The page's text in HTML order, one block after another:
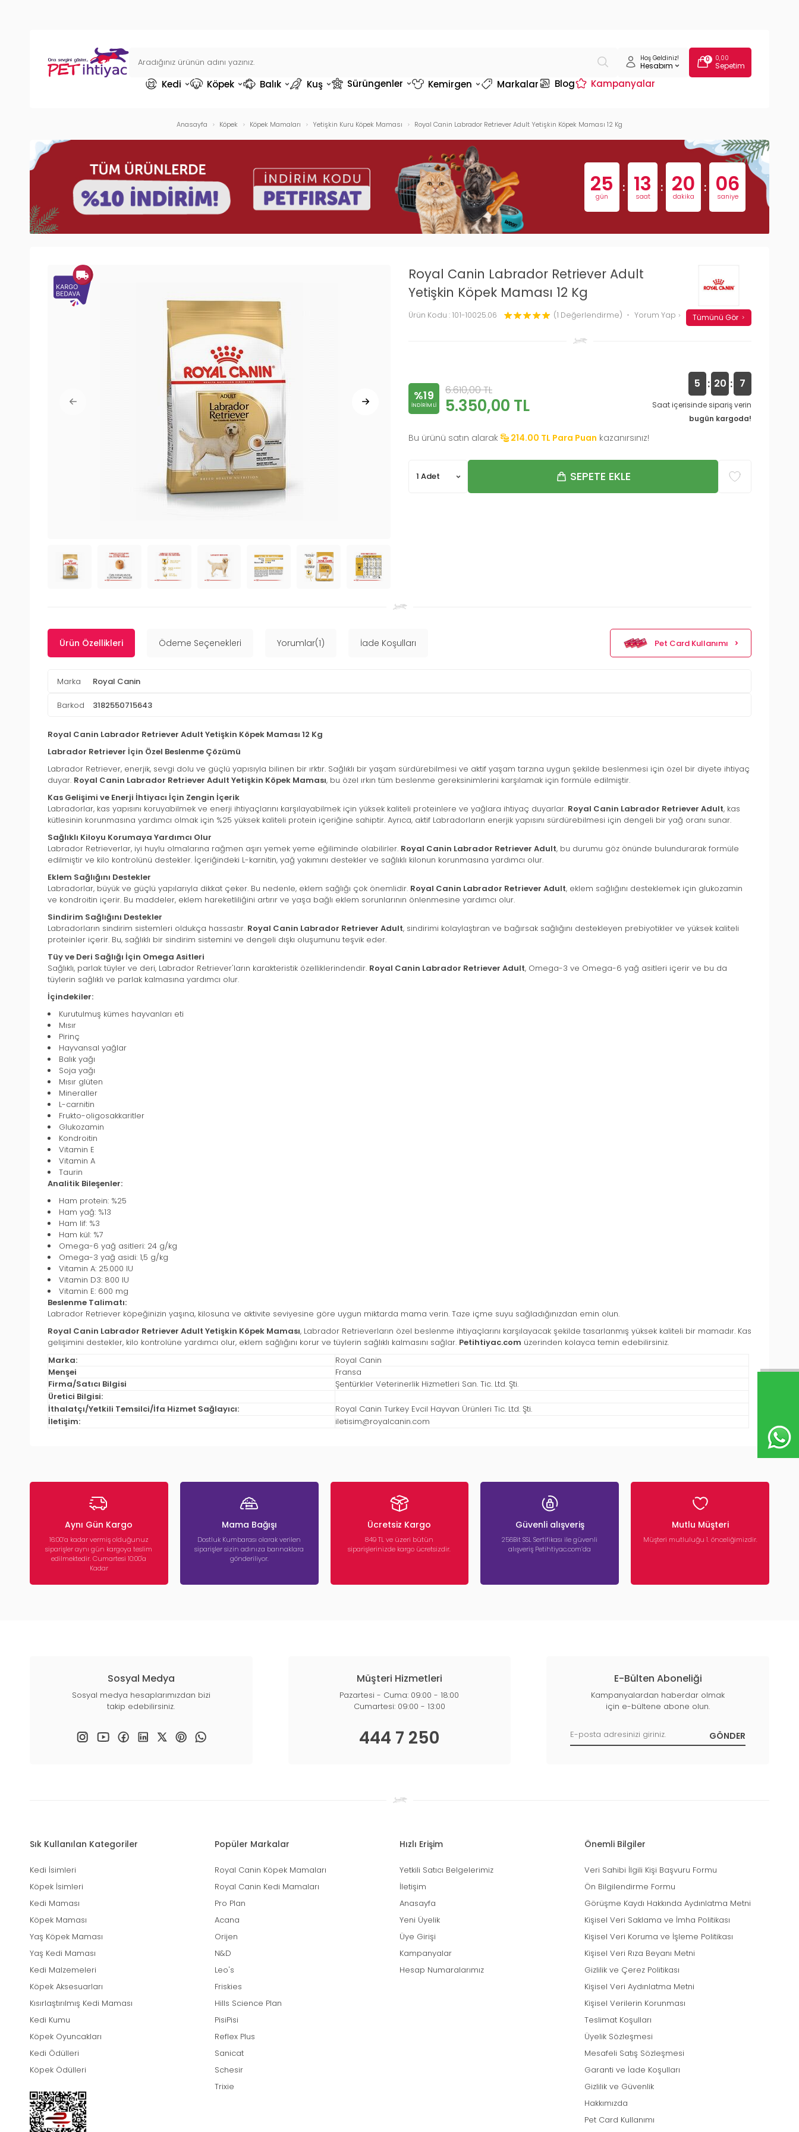
Hoş Geldiniz!
Hesabım
0 0,00
Sepetim
Kedi Köpek Balık Kuş Sürüngenler Kemirgen Markalar Blog Kampanyalar
Anasayfa Köpek Köpek Mamaları Yetişkin Kuru Köpek Maması Royal Canin Labrador Retriever Adult Yetişkin Köpek Maması 12 Kg
25
gün
: 13
saat
: 20
dakika
: 05
saniye
Royal Canin Labrador Retriever Adult
Yetişkin Köpek Maması 12 Kg
Ürün Kodu : 101-10025.06 (1 Değerlendirme) Yorum Yap Tümünü Gör
%19
INDIRIMLI
6.610,00TL
5.350,00 TL
5 : 20 : 6
Saat içerisinde sipariş verin
bugün kargoda!
Bu ürünü satın alarak 214.00 TL Para Puan kazanırsınız!
SEPETE EKLE
Ürün Özellikleri Ödeme Seçenekleri Yorumlar(1) İade Koşulları Pet Card Kullanımı
Marka Royal Canin
Barkod 3182550715643
Royal Canin Labrador Retriever Adult Yetişkin Köpek Maması 12 Kg
Labrador Retriever İçin Özel Beslenme Çözümü
Labrador Retriever, enerjik, sevgi dolu ve güçlü yapısıyla bilinen bir ırktır. Sağlıklı bir yaşam sürdürebilmesi ve aktif yaşam tarzına uygun şekilde beslenmesi için özel bir diyete ihtiyaç
duyar. Royal Canin Labrador Retriever Adult Yetişkin Köpek Maması, bu özel ırkın tüm beslenme gereksinimlerini karşılamak için formüle edilmiştir.
Kas Gelişimi ve Enerji İhtiyacı İçin Zengin İçerik
Labradorlar, kas yapısını koruyabilmek ve enerji ihtiyaçlarını karşılayabilmek için yüksek kaliteli proteinlere ve yağlara ihtiyaç duyarlar. Royal Canin Labrador Retriever Adult, kas
kütlesinin korunmasına yardımcı olmak için %25 yüksek kaliteli protein içeriğine sahiptir. Ayrıca, aktif Labradorların enerjik yapısını sürdürebilmesi için dengeli bir yağ oranı sunar.
Sağlıklı Kiloyu Korumaya Yardımcı Olur
Labrador Retrieverlar, iyi huylu olmalarına rağmen aşırı yemek yeme eğiliminde olabilirler. Royal Canin Labrador Retriever Adult, bu durumu göz önünde bulundurarak formüle
edilmiştir ve kilo kontrolünü destekler. İçeriğindeki L-karnitin, yağ yakımını destekler ve sağlıklı kilonun korunmasına yardımcı olur.
Eklem Sağlığını Destekler
Labradorlar, büyük ve güçlü yapılarıyla dikkat çeker. Bu nedenle, eklem sağlığı çok önemlidir. Royal Canin Labrador Retriever Adult, eklem sağlığını desteklemek için glukozamin
ve kondroitin içerir. Bu maddeler, eklem hareketliliğini artırır ve yaşa bağlı eklem sorunlarının önlenmesine yardımcı olur.
Sindirim Sağlığını Destekler
Labradorların sindirim sistemleri oldukça hassastır. Royal Canin Labrador Retriever Adult, sindirimi kolaylaştıran ve bağırsak sağlığını destekleyen prebiyotikler ve yüksek kaliteli
proteinler içerir. Bu, sağlıklı bir sindirim sistemini ve dengeli dışkı oluşumunu teşvik eder.
Tüy ve Deri Sağlığı İçin Omega Asitleri
Sağlıklı, parlak tüyler ve deri, Labrador Retriever'ların karakteristik özelliklerindendir. Royal Canin Labrador Retriever Adult, Omega-3 ve Omega-6 yağ asitleri içerir ve bu da
tüylerin sağlıklı ve parlak kalmasına yardımcı olur.
İçindekiler:
Kurutulmuş kümes hayvanları eti
Mısır
Pirinç
Hayvansal yağlar
Balık yağı
Soja yağı
Mısır glüten
Mineraller
L-carnitin
Frukto-oligosakkaritler
Glukozamin
Kondroitin
Vitamin E
Vitamin A
Taurin
Analitik Bileşenler:
Ham protein: %25
Ham yağ: %13
Ham lif: %3
Ham kül: %7
Omega-6 yağ asitleri: 24 g/kg
Omega-3 yağ asidi: 1,5 g/kg
Vitamin A: 25.000 IU
Vitamin D3: 800 IU
Vitamin E: 600 mg
Beslenme Talimatı:
Labrador Retriever köpeğinizin yaşına, kilosuna ve aktivite seviyesine göre uygun miktarda mama verin. Taze içme suyu sağladığınızdan emin olun.
Royal Canin Labrador Retriever Adult Yetişkin Köpek Maması, Labrador Retrieverların özel beslenme ihtiyaçlarını karşılayacak şekilde tasarlanmış yüksek kaliteli bir mamadır. Kas
gelişimini destekler, kilo kontrolüne yardımcı olur, eklem sağlığını korur ve tüylerin sağlıklı kalmasını sağlar. Petihtiyac.com üzerinden kolayca temin edebilirsiniz.
Marka:
Royal Canin
Menşei
Fransa
Firma/Satıcı Bilgisi
Şentürkler Veterinerlik Hizmetleri San. Tic. Ltd. Şti.
Üretici Bilgisi:
İthalatçı/Yetkili Temsilci/İfa Hizmet Sağlayıcı:
Royal Canin Turkey Evcil Hayvan Ürünleri Tic. Ltd. Şti.
İletişim:
iletisim@royalcanin.com
Aynı Gün Kargo
16:00’a kadar vermiş olduğunuz
siparişler aynı gün kargoya teslim
edilmektedir. Cumartesi 10:00'a
Kadar
Mama Bağışı
Dostluk Kumbarası olarak verilen
siparişler sizin adınıza barınaklara
gönderiliyor.
Ücretsiz Kargo
849 TL ve üzeri bütün
siparişlerinizde kargo ücretsizdir.
Güvenli alışveriş
256Bit SSL Sertifikası ile güvenli
alışveriş Petihtiyac.com’da
Mutlu Müşteri
Müşteri mutluluğu 1. önceliğimizdir.
Sosyal Medya
Sosyal medya hesaplarımızdan bizi
takip edebilirsiniz.
Müşteri Hizmetleri
Pazartesi - Cuma: 09:00 - 18:00
Cumartesi: 09:00 - 13:00
444 7 250
E-Bülten Aboneliği
Kampanyalardan haberdar olmak
için e-bültene abone olun.
Sık Kullanılan Kategoriler
Kedi İsimleri
Köpek İsimleri
Kedi Maması
Köpek Maması
Yaş Köpek Maması
Yaş Kedi Maması
Kedi Malzemeleri
Köpek Aksesuarları
Kısırlaştırılmış Kedi Maması
Kedi Kumu
Köpek Oyuncakları
Kedi Ödülleri
Köpek Ödülleri
Popüler Markalar
Royal Canin Köpek Mamaları
Royal Canin Kedi Mamaları
Pro Plan
Acana
Orijen
N&D
Leo's
Friskies
Hills Science Plan
PisiPisi
Reflex Plus
Sanicat
Schesir
Trixie
Hızlı Erişim
Yetkili Satıcı Belgelerimiz
İletişim
Anasayfa
Yeni Üyelik
Üye Girişi
Kampanyalar
Hesap Numaralarımız
Önemli Bilgiler
Veri Sahibi İlgili Kişi Başvuru Formu
Ön Bilgilendirme Formu
Görüşme Kaydı Hakkında Aydınlatma Metni
Kişisel Veri Saklama ve İmha Politikası
Kişisel Veri Koruma ve İşleme Politikası
Kişisel Veri Rıza Beyanı Metni
Gizlilik ve Çerez Politikası
Kişisel Veri Aydınlatma Metni
Kişisel Verilerin Korunması
Teslimat Koşulları
Üyelik Sözleşmesi
Mesafeli Satış Sözleşmesi
Garanti ve İade Koşulları
Gizlilik ve Güvenlik
Hakkımızda
Pet Card Kullanımı